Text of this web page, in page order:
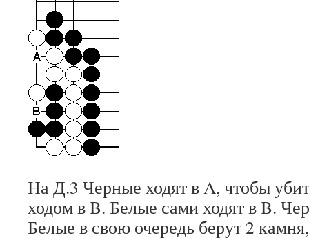
На Д.3 Черные ходят в A, чтобы
ходом в B. Белые сами ходят в B.
Белые в свою очередь берут 2